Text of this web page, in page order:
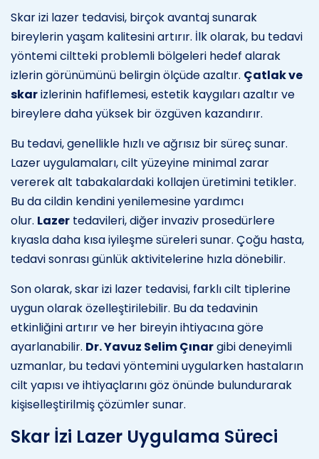
Skar izi lazer tedavisi, birçok avantaj sunarak
bireylerin yaşam kalitesini artırır. İlk olarak, bu tedavi
yöntemi ciltteki problemli bölgeleri hedef alarak
izlerin görünümünü belirgin ölçüde azaltır. Çatlak ve
skarizlerinin hafiflemesi, estetik kaygıları azaltır ve
bireylere daha yüksek bir özgüven kazandırır.
Bu tedavi, genellikle hızlı ve ağrısız bir süreç sunar.
Lazer uygulamaları, cilt yüzeyine minimal zarar
vererek alt tabakalardaki kollajen üretimini tetikler.
Bu da cildin kendini yenilemesine yardımcı
olur. Lazer tedavileri, diğer invaziv prosedürlere
kıyasla daha kısa iyileşme süreleri sunar. Çoğu hasta,
tedavi sonrası günlük aktivitelerine hızla dönebilir.
Son olarak, skar izi lazer tedavisi, farklı cilt tiplerine
uygun olarak özelleştirilebilir. Bu da tedavinin
etkinliğini artırır ve her bireyin ihtiyacına göre
ayarlanabilir. Dr. Yavuz Selim Çınargibi deneyimli
uzmanlar, bu tedavi yöntemini uygularken hastaların
cilt yapısı ve ihtiyaçlarını göz önünde bulundurarak
kişiselleştirilmiş çözümler sunar.
Skar İzi Lazer Uygulama Süreci